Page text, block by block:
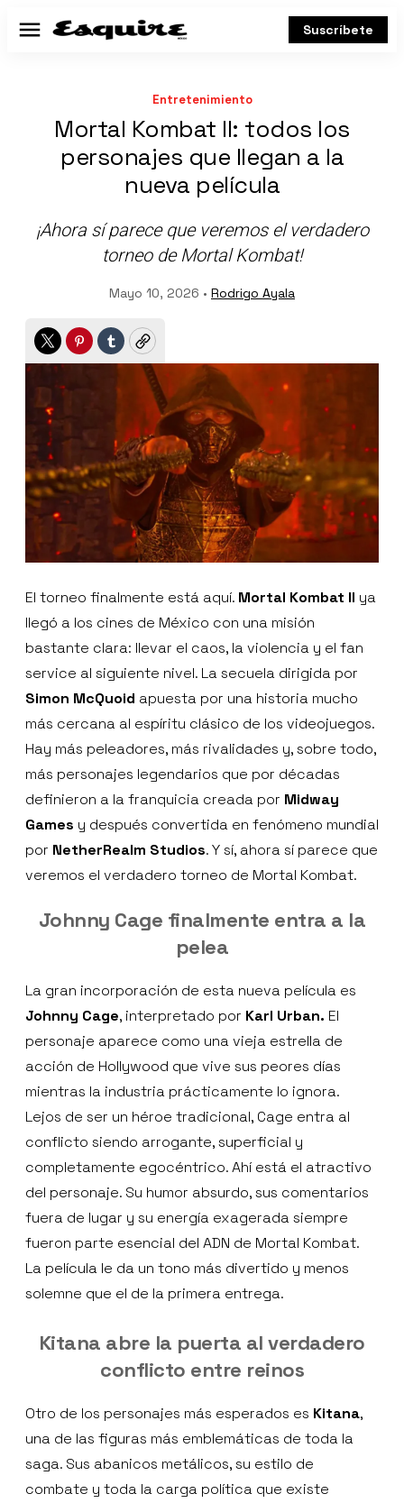
Menú Suscríbete
Entretenimiento
Mortal Kombat II: todos los
personajes que llegan a la
nueva película
¡Ahora sí parece que veremos el verdadero
torneo de Mortal Kombat!
Mayo 10, 2026 • Rodrigo Ayala
TwitterPinterest
TumblrCopy
El torneo finalmente está aquí. Mortal Kombat II ya
llegó a los cines de México con una misión
bastante clara: llevar el caos, la violencia y el fan
service al siguiente nivel. La secuela dirigida por
Simon McQuoid apuesta por una historia mucho
más cercana al espíritu clásico de los videojuegos.
Hay más peleadores, más rivalidades y, sobre todo,
más personajes legendarios que por décadas
definieron a la franquicia creada por Midway
Games y después convertida en fenómeno mundial
por NetherRealm Studios. Y sí, ahora sí parece que
veremos el verdadero torneo de Mortal Kombat.
Johnny Cage finalmente entra a la
pelea
La gran incorporación de esta nueva película es
Johnny Cage, interpretado por Karl Urban. El
personaje aparece como una vieja estrella de
acción de Hollywood que vive sus peores días
mientras la industria prácticamente lo ignora.
Lejos de ser un héroe tradicional, Cage entra al
conflicto siendo arrogante, superficial y
completamente egocéntrico. Ahí está el atractivo
del personaje. Su humor absurdo, sus comentarios
fuera de lugar y su energía exagerada siempre
fueron parte esencial del ADN de Mortal Kombat.
La película le da un tono más divertido y menos
solemne que el de la primera entrega.
Kitana abre la puerta al verdadero
conflicto entre reinos
Otro de los personajes más esperados es Kitana,
una de las figuras más emblemáticas de toda la
saga. Sus abanicos metálicos, su estilo de
combate y toda la carga política que existe